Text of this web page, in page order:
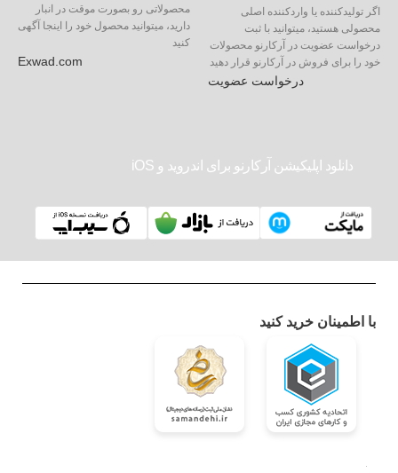
اگر تولیدکننده یا واردکننده اصلی
محصولی هستید، میتوانید با ثبت
درخواست عضویت در آرکارنو محصولات
خود را برای فروش در آرکارنو قرار دهید
درخواست عضویت
محصولاتی رو بصورت موقت در انبار
دارید، میتوانید محصول خود را اینجا آگهی
کنید
Exwad.com
دانلود اپلیکیشن آرکارنو برای اندروید و iOS
با اطمینان خرید کنید